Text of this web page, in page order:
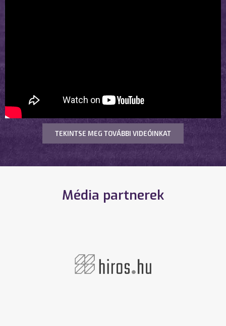
TEKINTSE MEG TOVÁBBI VIDEÓINKAT
Média partnerek